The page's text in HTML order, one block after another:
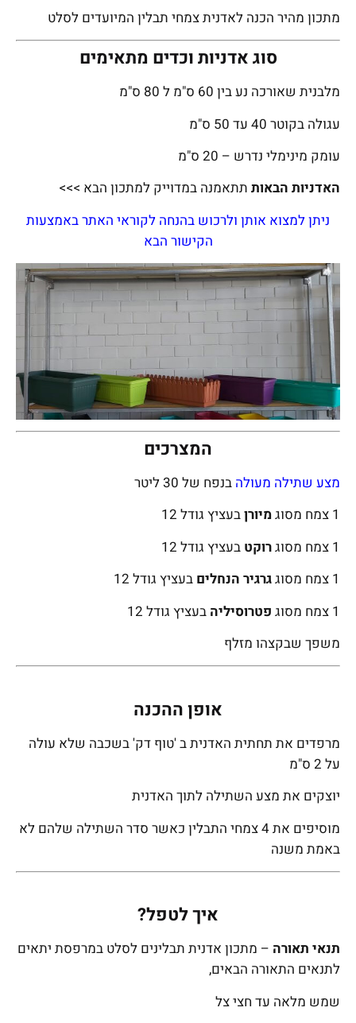
מתכון מהיר הכנה לאדנית צמחי תבלין המיועדים לסלט
סוג אדניות וכדים מתאימים
מלבנית שאורכה נע בין 60 ס"מ ל 80 ס"מ
עגולה בקוטר 40 עד 50 ס"מ
עומק מינימלי נדרש – 20 ס"מ
האדניות הבאות תתאמנה במדוייק למתכון הבא >>>
ניתן למצוא אותן ולרכוש בהנחה לקוראי האתר באמצעות
הקישור הבא
המצרכים
מצע שתילה מעולה בנפח של 30 ליטר
1 צמח מסוג
מיורןבעציץ גודל 12
1 צמח מסוג
רוקט בעציץ גודל 12
1 צמח מסוג
גרגיר הנחלים בעציץ גודל 12
1 צמח מסוג
פטרוסיליה בעציץ גודל 12
משפך שבקצהו מזלף
אופן ההכנה
מרפדים את תחתית האדנית ב 'טוף דק' בשכבה שלא עולה
על 2 ס"מ
יוצקים את מצע השתילה לתוך האדנית
מוסיפים את 4 צמחי התבלין כאשר סדר השתילה שלהם לא
באמת משנה
איך לטפל?
תנאי תאורה – מתכון אדנית תבלינים לסלט במרפסת יתאים
לתנאים התאורה הבאים,
שמש מלאה עד חצי צל